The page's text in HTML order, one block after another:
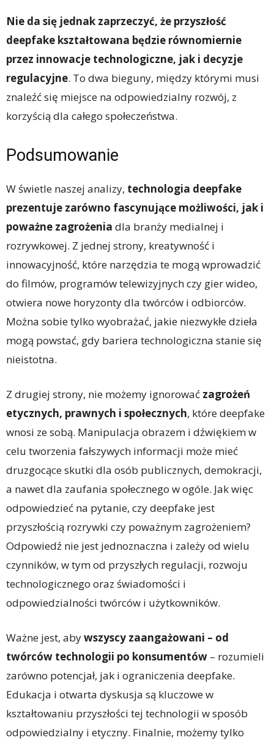
Nie da się jednak zaprzeczyć, że przyszłość
deepfake kształtowana będzie równomiernie
przez innowacje technologiczne, jak i decyzje
regulacyjne. To dwa bieguny, między którymi musi
znaleźć się miejsce na odpowiedzialny rozwój, z
korzyścią dla całego społeczeństwa.
Podsumowanie
W świetle naszej analizy, technologia deepfake
prezentuje zarówno fascynujące możliwości, jak i
poważne zagrożenia dla branży medialnej i
rozrywkowej. Z jednej strony, kreatywność i
innowacyjność, które narzędzia te mogą wprowadzić
do filmów, programów telewizyjnych czy gier wideo,
otwiera nowe horyzonty dla twórców i odbiorców.
Można sobie tylko wyobrażać, jakie niezwykłe dzieła
mogą powstać, gdy bariera technologiczna stanie się
nieistotna.
Z drugiej strony, nie możemy ignorować zagrożeń
etycznych, prawnych i społecznych, które deepfake
wnosi ze sobą. Manipulacja obrazem i dźwiękiem w
celu tworzenia fałszywych informacji może mieć
druzgocące skutki dla osób publicznych, demokracji,
a nawet dla zaufania społecznego w ogóle. Jak więc
odpowiedzieć na pytanie, czy deepfake jest
przyszłością rozrywki czy poważnym zagrożeniem?
Odpowiedź nie jest jednoznaczna i zależy od wielu
czynników, w tym od przyszłych regulacji, rozwoju
technologicznego oraz świadomości i
odpowiedzialności twórców i użytkowników.
Ważne jest, abywszyscy zaangażowani – od
twórców technologii po konsumentów – rozumieli
zarówno potencjał, jak i ograniczenia deepfake.
Edukacja i otwarta dyskusja są kluczowe w
kształtowaniu przyszłości tej technologii w sposób
odpowiedzialny i etyczny. Finalnie, możemy tylko